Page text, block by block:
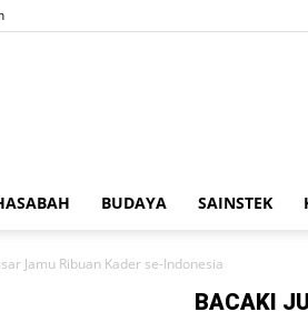
BUDAYA SAINSTEK
Jamu Ribuan Kader se-Indonesia
BACAKI